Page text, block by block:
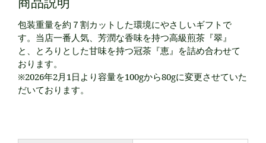
包装重量を約７割カットした環境にやさしいギフトで
す。当店一番人気、芳潤な香味を持つ高級煎茶『翠』
と、とろりとした甘味を持つ冠茶『恵』を詰め合わせて
おります。
※2026年2月1日より容量を100gから80gに変更させていた
だいております。